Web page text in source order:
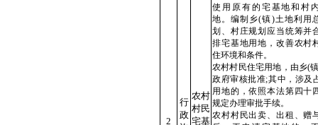
2
行
政
农村
村民
宅基
使用原有的宅基地和村
地。编制乡(镇)土地利用
划、村庄规划应当统筹并
排宅基地用地，改善农村
住环境和条件。
农村村民住宅用地，由乡(
政府审核批准;其中，涉及
用地的，依照本法第四十
规定办理审批手续。
农村村民出卖、出租、赠